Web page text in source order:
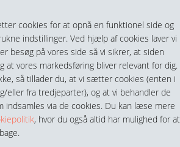
cookies for at opnå en funktionel side og
indstillinger. Ved hjælp af cookies laver vi
besøg på vores side så vi sikrer, at siden
at vores markedsføring bliver relevant for dig.
så tillader du, at vi sætter cookies (enten i
eller fra tredjeparter), og at vi behandler de
indsamles via de cookies. Du kan læse mere
, hvor du også altid har mulighed for at
0 vare(r) i kurven
0,00 DKK